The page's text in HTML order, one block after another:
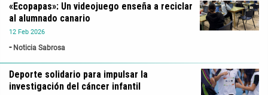
12 Feb 2026
Noticia Sabrosa
«Ecopapas»: Un videojuego enseña a reciclar
al alumnado canario
Deporte solidario para impulsar la
investigación del cáncer infantil